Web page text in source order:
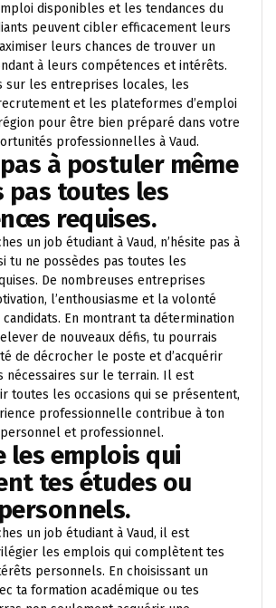
disponibles et les tendances du
peuvent cibler efficacement leurs
leurs chances de trouver un
à leurs compétences et intérêts.
sur les entreprises locales, les
et les plateformes d’emploi
pour être bien préparé dans votre
professionnelles à Vaud.
pas à postuler même
pas toutes les
requises.
un job étudiant à Vaud, n’hésite pas à
tu ne possèdes pas toutes les
De nombreuses entreprises
l’enthousiasme et la volonté
En montrant ta détermination
de nouveaux défis, tu pourrais
de décrocher le poste et d’acquérir
nécessaires sur le terrain. Il est
toutes les occasions qui se présentent,
professionnelle contribue à ton
et professionnel.
les emplois qui
tes études ou
un job étudiant à Vaud, il est
les emplois qui complètent tes
personnels. En choisissant un
ta formation académique ou tes